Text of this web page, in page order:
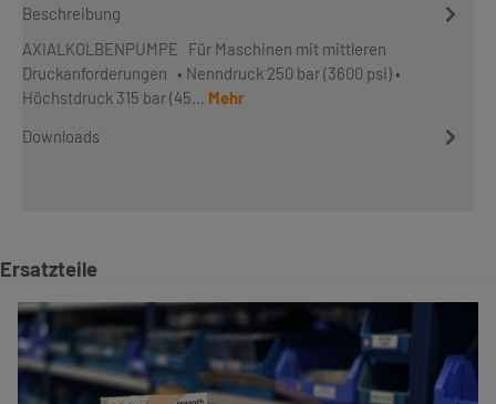
Beschreibung
AXIALKOLBENPUMPE Für Maschinen mit mittleren
Druckanforderungen • Nenndruck 250 bar (3600 psi) •
Höchstdruck 315 bar (45… Mehr
Downloads
Produktgalerie überspringen
Ersatzteile